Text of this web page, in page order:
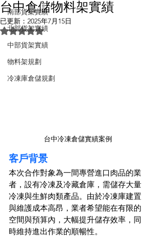
南部貨架實績
北部貨架實績
中部貨架實績
物料架規劃
冷凍庫倉儲規劃
台中倉儲物料架實績
已更新： 2025年7月15日
評等為 NaN（最高為 5 顆星）。
台中冷凍倉儲實績案例
客戶背景
本次合作對象為一間專營進口肉品的業
者，設有冷凍及冷藏倉庫，需儲存大量
冷凍與生鮮肉類產品。由於冷凍庫建置
與維護成本高昂，業者希望能在有限的
空間與預算內，大幅提升儲存效率，同
時維持進出作業的順暢性。